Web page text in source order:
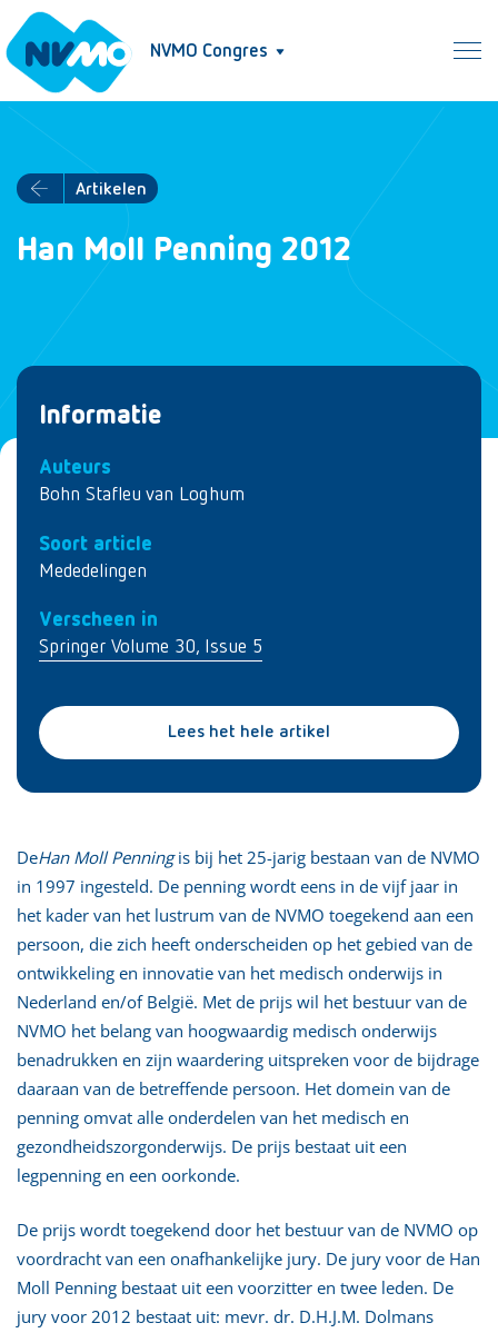
NVMO Congres
Artikelen
Han Moll Penning 2012
Informatie
Auteurs
Bohn Stafleu van Loghum
Soort article
Mededelingen
Verscheen in
Springer Volume 30, Issue 5
Lees het hele artikel
DeHan Moll Penningis bij het 25-jarig bestaan van de NVMO
in 1997 ingesteld. De penning wordt eens in de vijf jaar in
het kader van het lustrum van de NVMO toegekend aan een
persoon, die zich heeft onderscheiden op het gebied van de
ontwikkeling en innovatie van het medisch onderwijs in
Nederland en/of België. Met de prijs wil het bestuur van de
NVMO het belang van hoogwaardig medisch onderwijs
benadrukken en zijn waardering uitspreken voor de bijdrage
daaraan van de betreffende persoon. Het domein van de
penning omvat alle onderdelen van het medisch en
gezondheidszorgonderwijs. De prijs bestaat uit een
legpenning en een oorkonde.
De prijs wordt toegekend door het bestuur van de NVMO op
voordracht van een onafhankelijke jury. De jury voor de Han
Moll Penning bestaat uit een voorzitter en twee leden. De
jury voor 2012 bestaat uit: mevr. dr. D.H.J.M. Dolmans